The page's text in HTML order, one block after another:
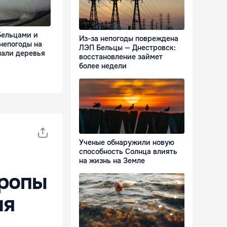
и
на
деревья
Из-за непогоды повреждена
ЛЭП Бельцы — Днестровск:
восстановление займет
более недели
Ученые обнаружили новую
способность Солнца влиять
на жизнь на Земле